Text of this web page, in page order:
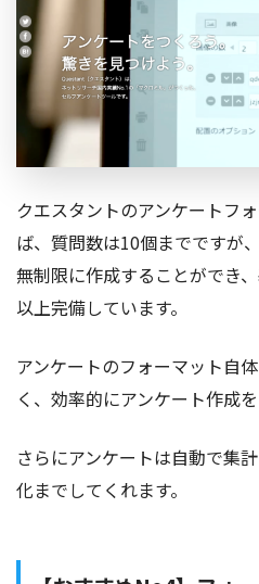
クエスタントのアンケートフ
ば、質問数は10個までですが
無制限に作成することができ
以上完備しています。
アンケートのフォーマット自
く、効率的にアンケート作成
さらにアンケートは自動で集
化までしてくれます。